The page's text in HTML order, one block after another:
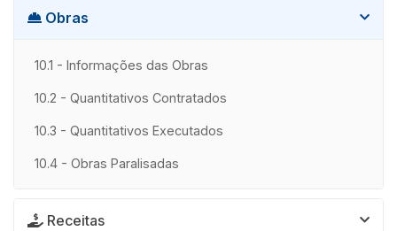
Obras
10.1 - Informações das Obras
10.2 - Quantitativos Contratados
10.3 - Quantitativos Executados
10.4 - Obras Paralisadas
Receitas